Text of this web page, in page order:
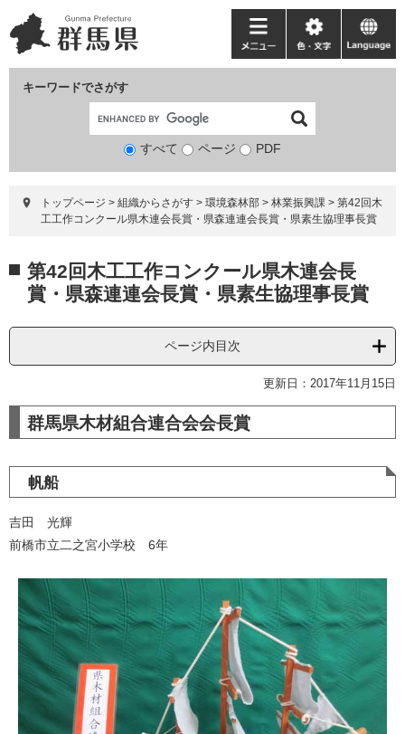
ー
ジ
ニ
ュ
て
キーワードでさがす
検
象
すべて ページ PDF
メ
ニ
ー
色・
文
language
トップページ > 組織からさがす > 環境森林部 > 林業振興課 > 第42回木
工工作コンクール県木連会長賞・県森連連会長賞・県素生協理事長賞
文 第42回木工工作コンクール県木連会長
賞・県森連連会長賞・県素生協理事長賞
ページ内目次
更新日：2017年11月15日
群馬県木材組合連合会会長賞
帆船
吉田 光輝
前橋市立二之宮小学校 6年